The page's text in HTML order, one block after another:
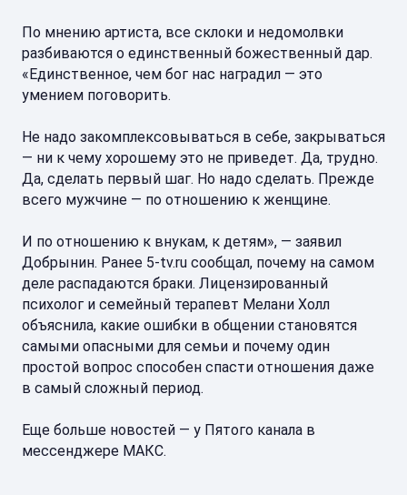
По мнению артиста, все склоки и недомолвки
разбиваются о единственный божественный дар.
«Единственное, чем бог нас наградил — это
умением поговорить.
Не надо закомплексовываться в себе, закрываться
— ни к чему хорошему это не приведет. Да, трудно.
Да, сделать первый шаг. Но надо сделать. Прежде
всего мужчине — по отношению к женщине.
И по отношению к внукам, к детям», — заявил
Добрынин. Ранее 5-tv.ru сообщал, почему на самом
деле распадаются браки. Лицензированный
психолог и семейный терапевт Мелани Холл
объяснила, какие ошибки в общении становятся
самыми опасными для семьи и почему один
простой вопрос способен спасти отношения даже
в самый сложный период.
Еще больше новостей — у Пятого канала в
мессенджере МАКС.